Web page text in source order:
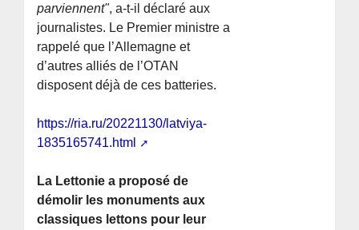
parviennent", a-t-il déclaré aux
journalistes. Le Premier ministre a
rappelé que l’Allemagne et
d’autres alliés de l’OTAN
disposent déjà de ces batteries.
https://ria.ru/20221130/latviya-
1835165741.html
La Lettonie a proposé de
démolir les monuments aux
classiques lettons pour leur